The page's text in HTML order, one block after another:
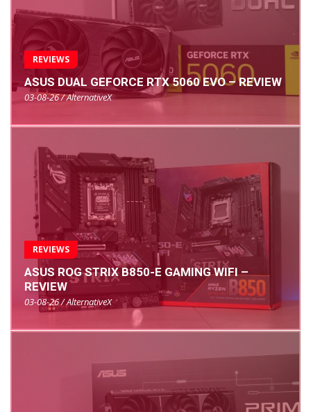
REVIEWS
ASUS DUAL GEFORCE RTX 5060 EVO – REVIEW
03-08-26 / AlternativeX
REVIEWS
ASUS ROG STRIX B850-E GAMING WIFI –
REVIEW
03-08-26 / AlternativeX